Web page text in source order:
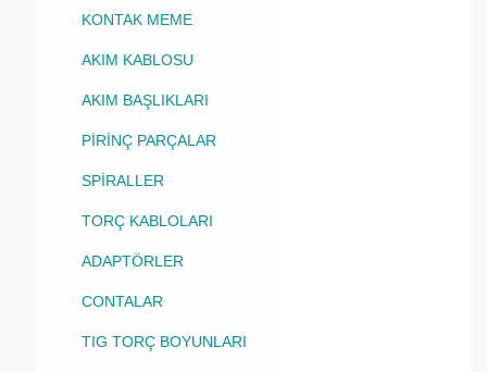
KONTAK MEME
AKIM KABLOSU
AKIM BAŞLIKLARI
PİRİNÇ PARÇALAR
SPİRALLER
TORÇ KABLOLARI
ADAPTÖRLER
CONTALAR
TIG TORÇ BOYUNLARI